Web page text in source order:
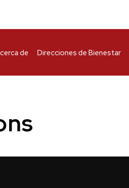
de Direcciones de Bienestar